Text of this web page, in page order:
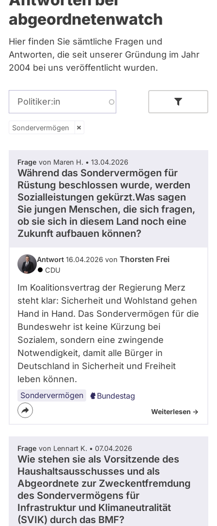
Bremen
Hamburg
Hessen
Mecklenburg-Vorpommern
Niedersachsen
Nordrhein-Westfalen
Rheinland-Pfalz
Schleswig-Holstein
Thüringen
Spenden
abgeordnetenwatch
Hier finden Sie sämtliche Fragen und
Antworten, die seit unserer Gründung im Jahr
2004 bei uns veröffentlicht wurden.
Sondervermögen
Parlamentsperiode
Partei
- Alle -
Frage Status
- Alle -
Zeitraum
Sondervermögen
Frage von Maren H. • 13.04.2026
Während das Sondervermögen für
Rüstung beschlossen wurde, werden
Sozialleistungen gekürzt.Was sagen
Sie jungen Menschen, die sich fragen,
ob sie sich in diesem Land noch eine
Zukunft aufbauen können?
Antwort 16.04.2026 von Thorsten Frei
CDU
Im Koalitionsvertrag der Regierung Merz
steht klar: Sicherheit und Wohlstand gehen
Hand in Hand. Das Sondervermögen für die
Bundeswehr ist keine Kürzung bei
Sozialem, sondern eine zwingende
Notwendigkeit, damit alle Bürger in
Deutschland in Sicherheit und Freiheit
leben können.
Sondervermögen Bundestag
Weiterlesen ->
Frage von Lennart K. • 07.04.2026
Wie stehen sie als Vorsitzende des
Haushaltsausschusses und als
Abgeordnete zur Zweckentfremdung
des Sondervermögens für
Infrastruktur und Klimaneutralität
(SVIK) durch das BMF?